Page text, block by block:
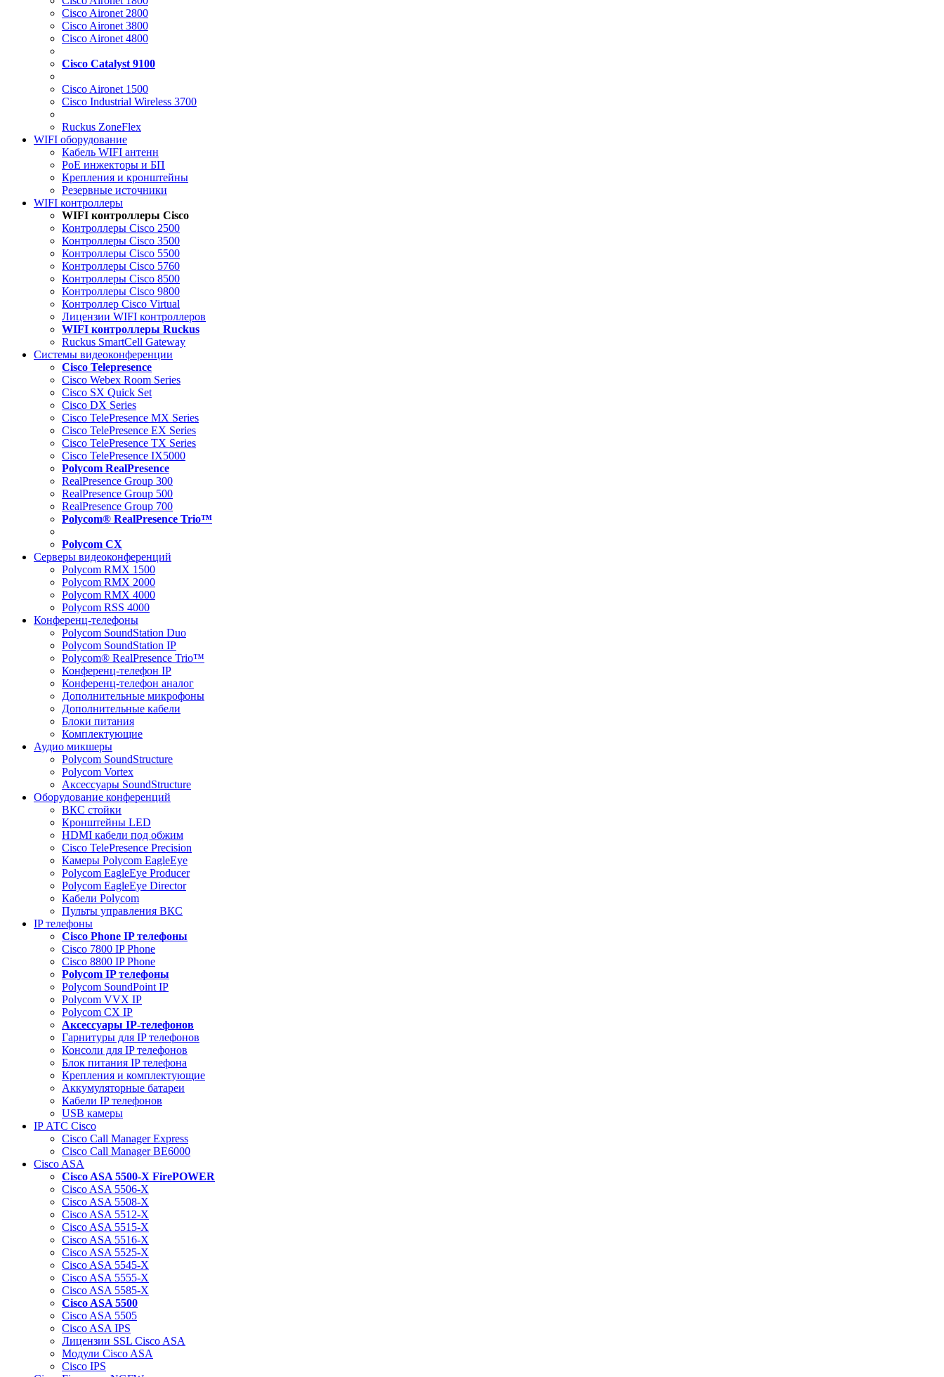
Cisco Aironet 2800
Cisco Aironet 3800
Cisco Aironet 4800
Cisco Catalyst 9100
Cisco Aironet 1500
Cisco Industrial Wireless 3700
Ruckus ZoneFlex
WIFI оборудование
Кабель WIFI антенн
PoE инжекторы и БП
Крепления и кронштейны
Резервные источники
WIFI контроллеры
WIFI контроллеры Cisco
Контроллеры Cisco 2500
Контроллеры Cisco 3500
Контроллеры Cisco 5500
Контроллеры Cisco 5760
Контроллеры Cisco 8500
Контроллеры Cisco 9800
Контроллер Cisco Virtual
Лицензии WIFI контроллеров
WIFI контроллеры Ruckus
Ruckus SmartCell Gateway
Системы видеоконференции
Cisco Telepresence
Cisco Webex Room Series
Cisco SX Quick Set
Cisco DX Series
Cisco TelePresence MX Series
Cisco TelePresence EX Series
Cisco TelePresence TX Series
Cisco TelePresence IX5000
Polycom RealPresence
RealPresence Group 300
RealPresence Group 500
RealPresence Group 700
Polycom® RealPresence Trio™
Polycom CX
Серверы видеоконференций
Polycom RMX 1500
Polycom RMX 2000
Polycom RMX 4000
Polycom RSS 4000
Конференц-телефоны
Polycom SoundStation Duo
Polycom SoundStation IP
Polycom® RealPresence Trio™
Конференц-телефон IP
Конференц-телефон аналог
Дополнительные микрофоны
Дополнительные кабели
Блоки питания
Комплектующие
Аудио микшеры
Polycom SoundStructure
Polycom Vortex
Аксессуары SoundStructure
Оборудование конференций
ВКС стойки
Кронштейны LED
HDMI кабели под обжим
Cisco TelePresence Precision
Камеры Polycom EagleEye
Polycom EagleEye Producer
Polycom EagleEye Director
Кабели Polycom
Пульты управления ВКС
IP телефоны
Сisco Phone IP телефоны
Cisco 7800 IP Phone
Cisco 8800 IP Phone
Polycom IP телефоны
Polycom SoundPoint IP
Polycom VVX IP
Polycom CX IP
Аксессуары IP-телефонов
Гарнитуры для IP телефонов
Консоли для IP телефонов
Блок питания IP телефона
Крепления и комплектующие
Аккумуляторные батареи
Кабели IP телефонов
USB камеры
IP АТС Cisco
Cisco Call Manager Express
Cisco Call Manager BE6000
Cisco ASA
Cisco ASA 5500-X FirePOWER
Cisco ASA 5506-X
Cisco ASA 5508-X
Cisco ASA 5512-X
Cisco ASA 5515-X
Cisco ASA 5516-X
Cisco ASA 5525-X
Cisco ASA 5545-X
Cisco ASA 5555-X
Cisco ASA 5585-X
Cisco ASA 5500
Cisco ASA 5505
Cisco ASA IPS
Лицензии SSL Cisco ASA
Модули Cisco ASA
Cisco IPS